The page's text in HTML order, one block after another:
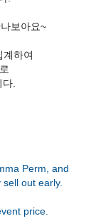
보아요~
하여
다.
Perm, and
out early.
price.